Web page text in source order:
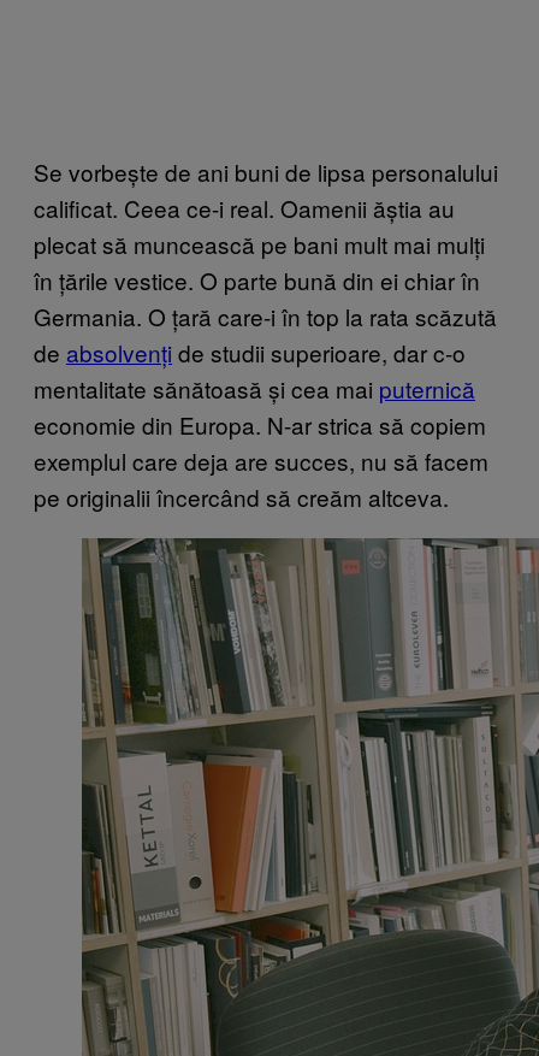
Se vorbește de ani buni de lipsa personalului
calificat. Ceea ce-i real. Oamenii ăștia au
plecat să muncească pe bani mult mai mulți
în țările vestice. O parte bună din ei chiar în
Germania. O țară care-i în top la rata scăzută
de absolvenți de studii superioare, dar c-o
mentalitate sănătoasă și cea mai puternică
economie din Europa. N-ar strica să copiem
exemplul care deja are succes, nu să facem
pe originalii încercând să creăm altceva.